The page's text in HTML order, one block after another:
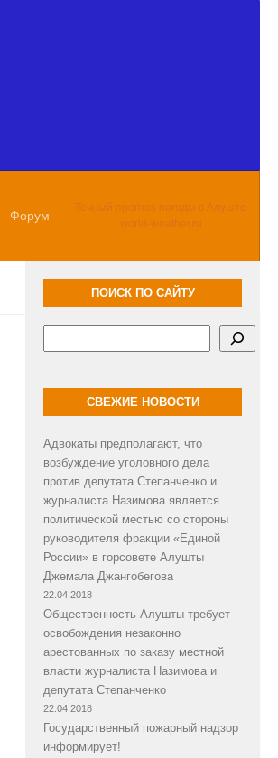
Форум
Точный прогноз погоды в Алуште
world-weather.ru
ПОИСК ПО САЙТУ
СВЕЖИЕ НОВОСТИ
Адвокаты предполагают, что
возбуждение уголовного дела
против депутата Степанченко и
журналиста Назимова является
политической местью со стороны
руководителя фракции «Единой
России» в горсовете Алушты
Джемала Джангобегова
22.04.2018
Общественность Алушты требует
освобождения незаконно
арестованных по заказу местной
власти журналиста Назимова и
депутата Степанченко
22.04.2018
Государственный пожарный надзор
информирует!